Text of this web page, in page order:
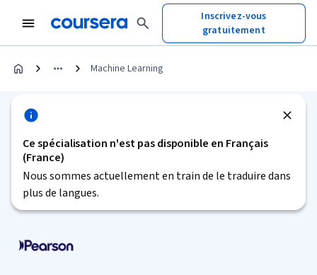
Inscrivez-vous
gratuitement
Machine Learning
Ce spécialisation n'est pas disponible en Français
(France)
Nous sommes actuellement en train de le traduire dans
plus de langues.